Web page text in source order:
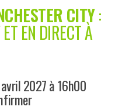
CITY:
EN DIRECT À
2027 à 16h00